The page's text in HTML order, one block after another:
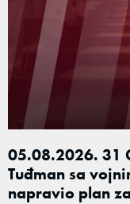
05.08.2026. 31
Tuđman sa
napravio plan